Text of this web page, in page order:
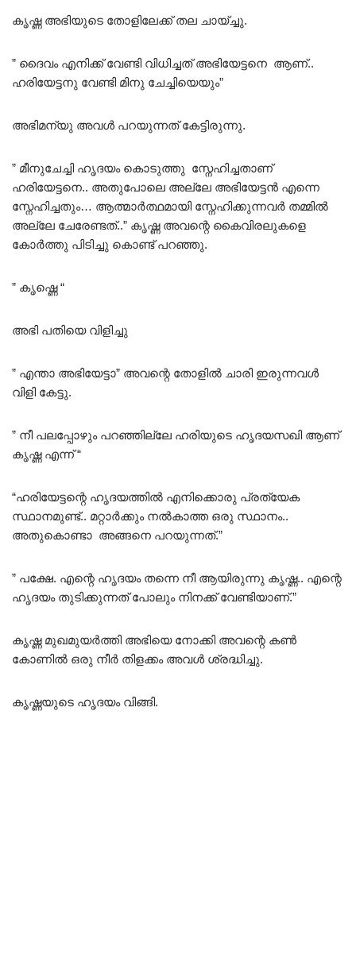
കൃഷ്ണ അഭിയുടെ തോളിലേക്ക് തല ചായ്ച്ചു.
” ദൈവം എനിക്ക് വേണ്ടി വിധിച്ചത് അഭിയേട്ടനെ ആണ്..
ഹരിയേട്ടനു വേണ്ടി മിനു ചേച്ചിയെയും”
അഭിമന്യു അവൾ പറയുന്നത് കേട്ടിരുന്നു.
” മീനുചേച്ചി ഹൃദയം കൊടുത്തു സ്നേഹിച്ചതാണ്‌
ഹരിയേട്ടനെ.. അതുപോലെ അല്ലേ അഭിയേട്ടൻ എന്നെ
സ്നേഹിച്ചതും… ആത്മാർത്ഥമായി സ്നേഹിക്കുന്നവർ തമ്മിൽ
അല്ലേ ചേരേണ്ടത്..” കൃഷ്ണ അവന്റെ കൈവിരലുകളെ
കോർത്തു പിടിച്ചു കൊണ്ട് പറഞ്ഞു.
” കൃഷ്ണെ “
അഭി പതിയെ വിളിച്ചു
” എന്താ അഭിയേട്ടാ” അവന്റെ തോളിൽ ചാരി ഇരുന്നവൾ
വിളി കേട്ടു.
” നീ പലപ്പോഴും പറഞ്ഞില്ലേ ഹരിയുടെ ഹൃദയസഖി ആണ്
കൃഷ്ണ എന്ന് “
“ഹരിയേട്ടന്റെ ഹൃദയത്തിൽ എനിക്കൊരു പ്രത്യേക
സ്ഥാനമുണ്ട്.. മറ്റാർക്കും നൽകാത്ത ഒരു സ്ഥാനം..
അതുകൊണ്ടാ അങ്ങനെ പറയുന്നത്.”
” പക്ഷേ. എന്റെ ഹൃദയം തന്നെ നീ ആയിരുന്നു കൃഷ്ണ.. എന്റെ
ഹൃദയം തുടിക്കുന്നത് പോലും നിനക്ക് വേണ്ടിയാണ്.”
കൃഷ്ണ മുഖമുയർത്തി അഭിയെ നോക്കി അവന്റെ കൺ
കോണിൽ ഒരു നീർ തിളക്കം അവൾ ശ്രദ്ധിച്ചു.
കൃഷ്ണയുടെ ഹൃദയം വിങ്ങി.